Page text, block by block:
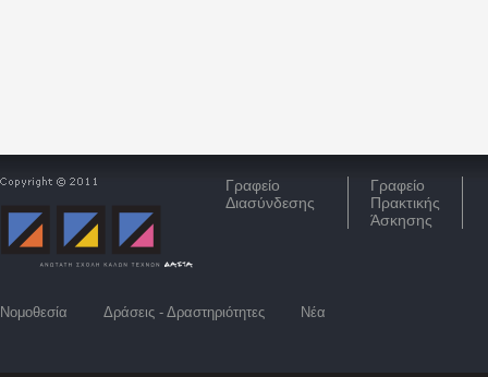
Γραφείο
Διασύνδεσης
Γραφείο
Πρακτικής
Άσκησης
Νομοθεσία Δράσεις - Δραστηριότητες Νέα